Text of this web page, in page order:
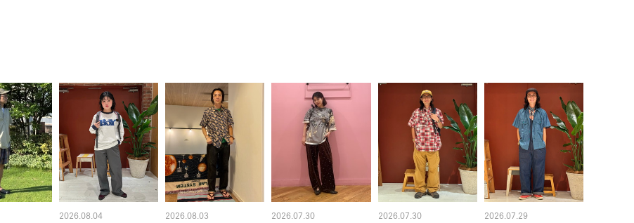
2026.08.04 2026.08.03 2026.07.30 2026.07.30 2026.07.29